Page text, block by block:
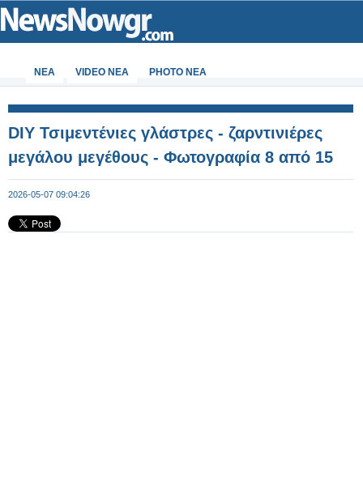
ΝΕΑ VIDEO NEA PHOTO NEA
DIY Τσιμεντένιες γλάστρες - ζαρντινιέρες
μεγάλου μεγέθους - Φωτογραφία 8 από 15
2026-05-07 09:04:26